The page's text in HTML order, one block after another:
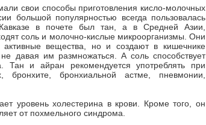
свои способы приготовления кисло-молочных
большой популярностью всегда пользовалась
в почете был тан, а в Средней Азии,
соль и молочно-кислые микроорганизмы. Они
вещества, но и создают в кишечнике
давая им размножаться. А соль способствует
Тан и айран рекомендуется употреблять при
бронхите, бронхиальной астме, пневмонии,
уровень холестерина в крови. Кроме того, он
от похмельного синдрома.